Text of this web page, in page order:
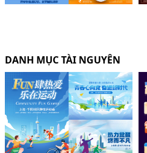
DANH MỤC TÀI NGUYÊN